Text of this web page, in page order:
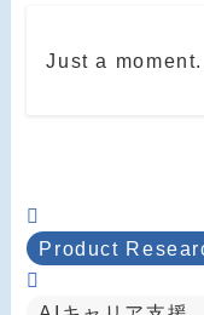
Just a
Product